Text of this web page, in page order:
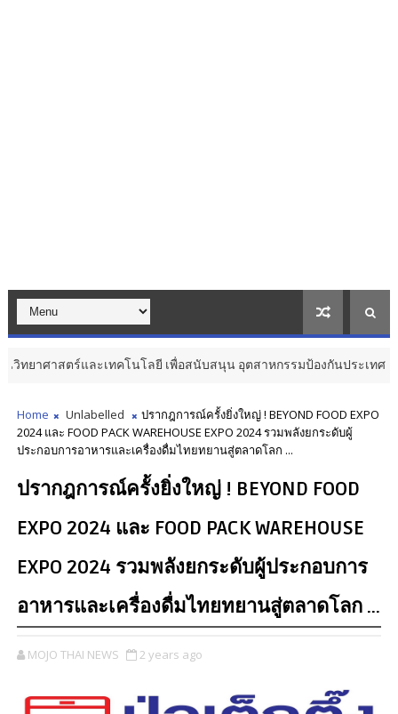
เทคโนโลยี เพื่อสนับสนุน อุตสาหกรรมป้องกันประเทศ ... สุขภาพ
Home Unlabelled
ปรากฎการณ์ครั้งยิ่งใหญ่ ! BEYOND FOOD EXPO
2024 และ FOOD PACK WAREHOUSE EXPO 2024 รวมพลังยกระดับผู้
ประกอบการอาหารและเครื่องดื่มไทยทยานสู่ตลาดโลก ...
ปรากฎการณ์ครั้งยิ่งใหญ่ ! BEYOND FOOD
EXPO 2024 และ FOOD PACK WAREHOUSE
EXPO 2024 รวมพลังยกระดับผู้ประกอบการ
อาหารและเครื่องดื่มไทยทยานสู่ตลาดโลก ...
MOJO THAI NEWS 2 years ago